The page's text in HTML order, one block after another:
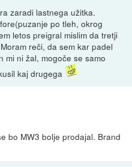
zaradi lastnega užitka.
po tleh, okrog
letos preigral mislim da tretji
reči, da sem kar padel
mi ni žal, mogoče se samo
kaj drugega
bo MW3 bolje prodajal. Brand